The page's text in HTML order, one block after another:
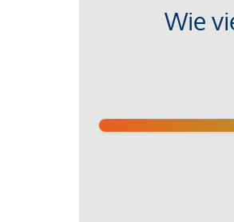
Wie